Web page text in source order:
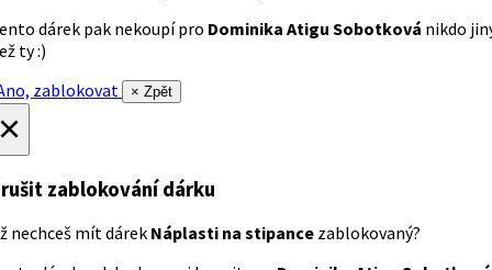
dárek pak nekoupí pro Dominika Atigu Sobotková nikdo
ty :)
zablokovat
× Zpět
zablokování dárku
nechceš mít dárek Náplasti na stipance zablokovaný?